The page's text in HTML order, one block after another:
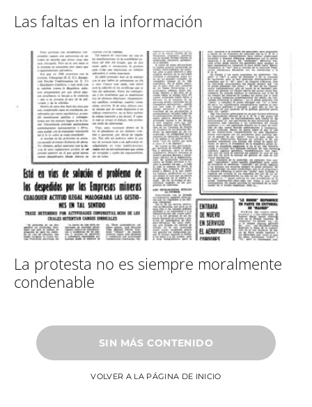
Las faltas en la información
La protesta no es siempre moralmente
condenable
SIN MÁS CONTENIDO
VOLVER A LA PÁGINA DE INICIO